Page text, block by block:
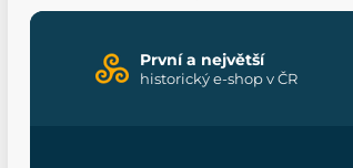
První a největší
historický e-shop v ČR